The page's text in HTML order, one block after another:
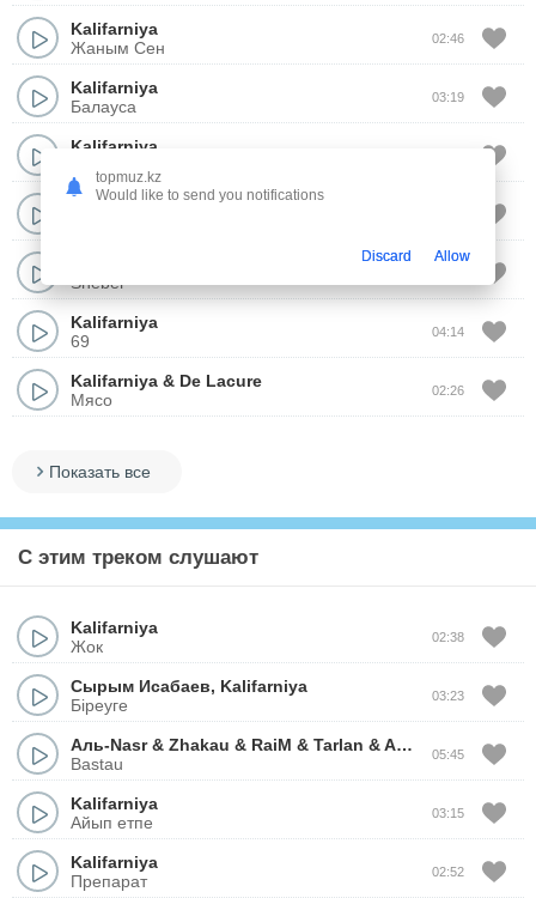
Kalifarniya
Жаным Сен
02:46
Kalifarniya
Балауса
03:19
Kalifarniya
Kalifarniya
Sheber
Kalifarniya
69
04:14
Kalifarniya & De Lacure
Мясо
02:26
Показать все
С этим треком слушают
Kalifarniya
Жок
02:38
Сырым Исабаев, Kalifarniya
Біреуге
03:23
Аль-Nasr& Zhakau & RaiM & Tarlan &Aset Masta &
Bastau
05:45
Kalifarniya
Айып етпе
03:15
Kalifarniya
Препарат
02:52
topmuz.kz
Would like to send you notifications
Discard Allow